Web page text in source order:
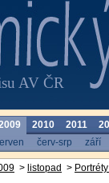
AV ČR
červ-srp září
2010 2011
> listopad >